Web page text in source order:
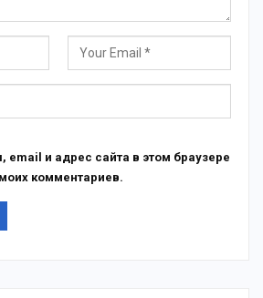
email и адрес сайта в этом браузере
комментариев.